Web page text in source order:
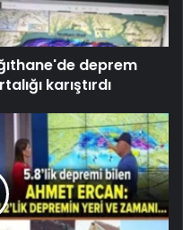
deprem
karıştırdı